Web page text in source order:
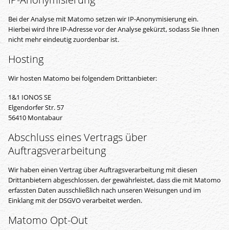
Bei der Analyse mit Matomo setzen wir IP-Anonymisierung ein.
Hierbei wird Ihre IP-Adresse vor der Analyse gekürzt, sodass Sie Ihnen
nicht mehr eindeutig zuordenbar ist.
Hosting
Wir hosten Matomo bei folgendem Drittanbieter:
1&1 IONOS SE
Elgendorfer Str. 57
56410 Montabaur
Abschluss eines Vertrags über
Auftragsverarbeitung
Wir haben einen Vertrag über Auftragsverarbeitung mit diesen
Drittanbietern abgeschlossen, der gewährleistet, dass die mit Matomo
erfassten Daten ausschließlich nach unseren Weisungen und im
Einklang mit der DSGVO verarbeitet werden.
Matomo Opt-Out